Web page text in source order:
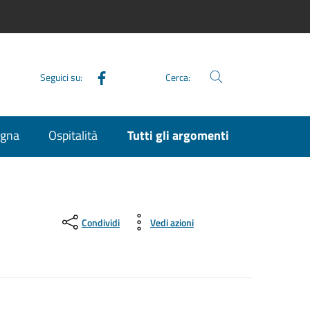
Seguici su: Cerca:
Ospitalità Tutti gli argomenti
Condividi Vedi azioni